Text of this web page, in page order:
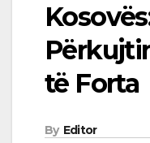
të Forta
By Editor